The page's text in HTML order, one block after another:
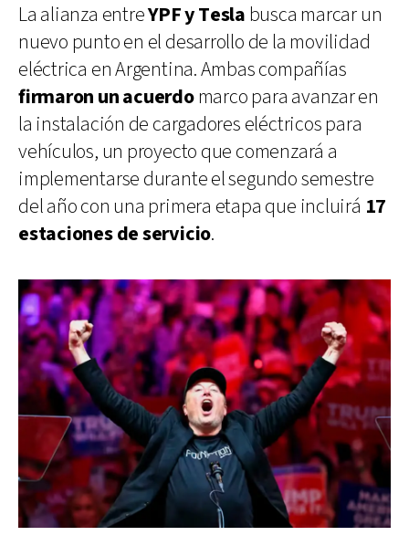
La alianza entreYPF y Tesla busca marcar un
nuevo punto en el desarrollo de la movilidad
eléctrica en Argentina. Ambas compañías
firmaron un acuerdomarco para avanzar en
la instalación de cargadores eléctricos para
vehículos, un proyecto que comenzará a
implementarse durante el segundo semestre
del año con una primera etapa que incluirá 17
estaciones de servicio.